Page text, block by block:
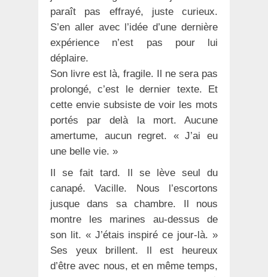
paraît pas effrayé, juste curieux.
S’en aller avec l’idée d’une dernière
expérience n’est pas pour lui
déplaire.
Son livre est là, fragile. Il ne sera pas
prolongé, c’est le dernier texte. Et
cette envie subsiste de voir les mots
portés par delà la mort. Aucune
amertume, aucun regret. « J’ai eu
une belle vie. »
Il se fait tard. Il se lève seul du
canapé. Vacille. Nous l’escortons
jusque dans sa chambre. Il nous
montre les marines au-dessus de
son lit. « J’étais inspiré ce jour-là. »
Ses yeux brillent. Il est heureux
d’être avec nous, et en même temps,